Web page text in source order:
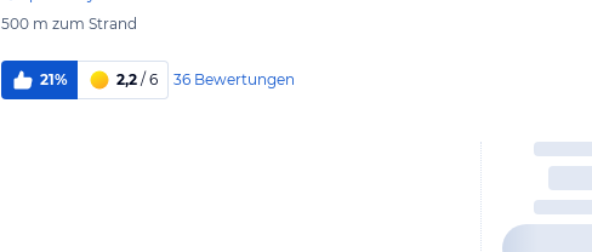
500 m zum Strand
21% 2,2 / 6 36 Bewertungen